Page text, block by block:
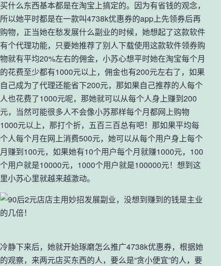
买什么东西基本都是在淘宝上搞定的。因为有省钱的观念，
所以她平时都是在一款叫4738k优惠券的app上先领券后再
购物，正当她在愁发展什么副业的时候，她想起了这款软件
有个代理功能，只要她推荐了别人下载使用这款软件领券购
物就有平均20%左右的佣金，小苏心想平时她在淘宝每个月
的花费至少都有1000元以上，佣金也有200元左右了，如果
自己成为了代理还能省下200元，那如果自己推荐的人每个
人也花费了1000元呢，那她就可以从每个人身上赚到200
元，当然可能很多人不会像小苏那样每个月都网上购物
1000元以上，那打个折，五百三百总有吧！那如果平均每
个人每个月在网上消费500元，她可以从每个用户身上每个
月赚到100元，如果她有10个用户每个月就赚1000元，100
个用户就是10000元，1000个用户就是100000元！想到这
里小苏心里就越来越激动。
冷静下来后，她就开始琢磨怎么推广4738k优惠券，根据她
的观察，来两元店买东西的人，要么是“贪小便宜”的人，要